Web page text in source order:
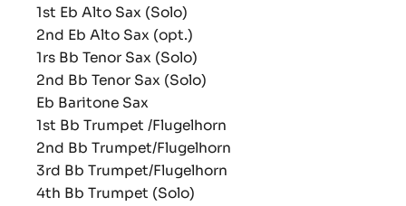
1st Eb Alto Sax (Solo)
2nd Eb Alto Sax (opt.)
1rs Bb Tenor Sax (Solo)
2nd Bb Tenor Sax (Solo)
Eb Baritone Sax
1st Bb Trumpet /Flugelhorn
2nd Bb Trumpet/Flugelhorn
3rd Bb Trumpet/Flugelhorn
4th Bb Trumpet (Solo)